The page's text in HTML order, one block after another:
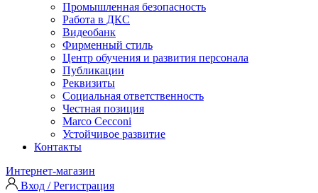
Промышленная безопасность
Работа в ДКС
Видеобанк
Фирменный стиль
Центр обучения и развития персонала
Публикации
Реквизиты
Социальная ответственность
Честная позиция
Marco Cecconi
Устойчивое развитие
Контакты
Интернет-магазин
Вход / Регистрация